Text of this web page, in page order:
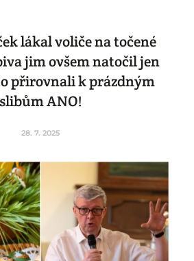
lákal voliče na točené
jim ovšem natočil jen
přirovnali k prázdným
slibům ANO!
28. 7. 2025